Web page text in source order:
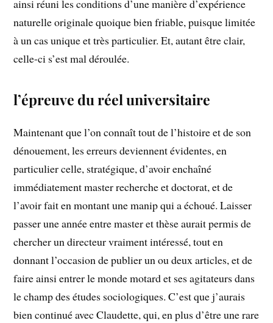
ainsi réuni les conditions d’une manière d’expérience
naturelle originale quoique bien friable, puisque limitée
à un cas unique et très particulier. Et, autant être clair,
celle-ci s’est mal déroulée.
l’épreuve du réel universitaire
Maintenant que l’on connaît tout de l’histoire et de son
dénouement, les erreurs deviennent évidentes, en
particulier celle, stratégique, d’avoir enchaîné
immédiatement master recherche et doctorat, et de
l’avoir fait en montant une manip qui a échoué. Laisser
passer une année entre master et thèse aurait permis de
chercher un directeur vraiment intéressé, tout en
donnant l’occasion de publier un ou deux articles, et de
faire ainsi entrer le monde motard et ses agitateurs dans
le champ des études sociologiques. C’est que j’aurais
bien continué avec Claudette, qui, en plus d’être une rare